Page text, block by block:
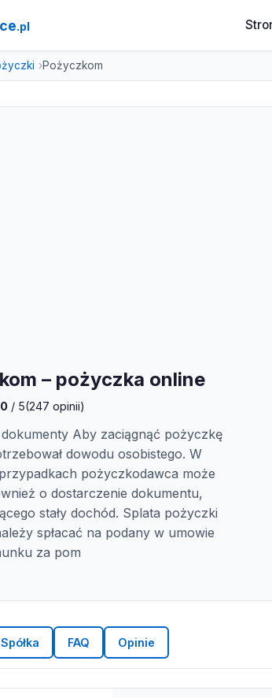
.pl
Pożyczkom
– pożyczka online
/ 5(247 opinii)
Aby zaciągnąć pożyczkę
dowodu osobistego. W
pożyczkodawca może
o dostarczenie dokumentu,
stały dochód. Splata pożyczki
spłacać na podany w umowie
za pom
Spółka FAQ Opinie